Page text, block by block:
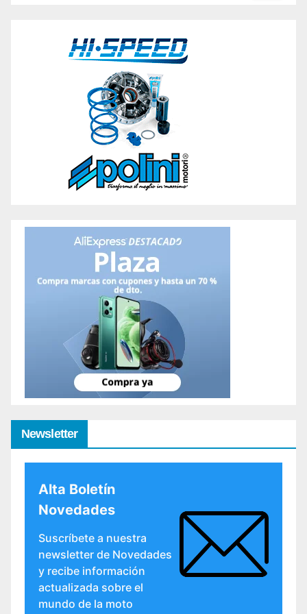
Newsletter
Alta Boletín
Novedades
Suscríbete a nuestra
newsletter de Novedades
y recibe información
actualizada sobre el
mundo de la moto